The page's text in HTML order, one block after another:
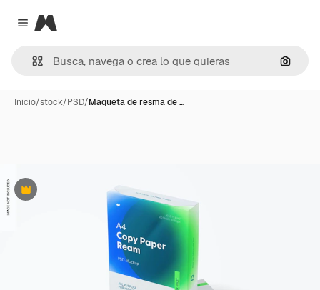
Close menu
Magnific
Inicio/stock/PSD/Maqueta de resma de …
Premium